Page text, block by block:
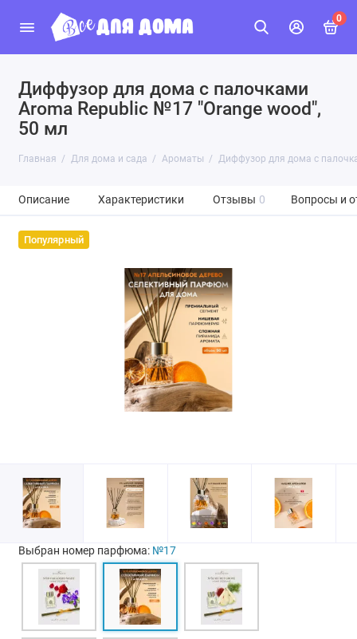
0
Диффузор для дома с палочками
Aroma Republic №17 "Orange wood",
50 мл
Главная Для дома и сада Ароматы Диффузор для дома с
Описание Характеристики Отзывы 0 Вопросы и
Популярный
Выбран номер парфюма: №17